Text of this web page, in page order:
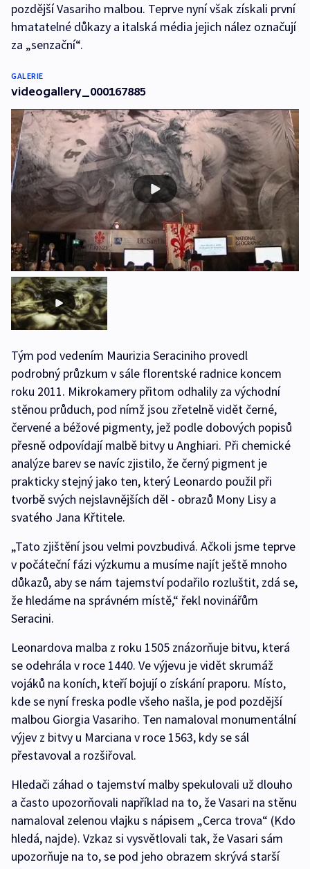
pozdější Vasariho malbou. Teprve nyní však získali první
hmatatelné důkazy a italská média jejich nález označují
za „senzační“.
GALERIE
videogallery_000167885
Tým pod vedením Maurizia Seraciniho provedl
podrobný průzkum v sále florentské radnice koncem
roku 2011. Mikrokamery přitom odhalily za východní
stěnou průduch, pod nímž jsou zřetelně vidět černé,
červené a béžové pigmenty, jež podle dobových popisů
přesně odpovídají malbě bitvy u Anghiari. Při chemické
analýze barev se navíc zjistilo, že černý pigment je
prakticky stejný jako ten, který Leonardo použil při
tvorbě svých nejslavnějších děl - obrazů Mony Lisy a
svatého Jana Křtitele.
„Tato zjištění jsou velmi povzbudivá. Ačkoli jsme teprve
v počáteční fázi výzkumu a musíme najít ještě mnoho
důkazů, aby se nám tajemství podařilo rozluštit, zdá se,
že hledáme na správném místě,“ řekl novinářům
Seracini.
Leonardova malba z roku 1505 znázorňuje bitvu, která
se odehrála v roce 1440. Ve výjevu je vidět skrumáž
vojáků na koních, kteří bojují o získání praporu. Místo,
kde se nyní freska podle všeho našla, je pod pozdější
malbou Giorgia Vasariho. Ten namaloval monumentální
výjev z bitvy u Marciana v roce 1563, kdy se sál
přestavoval a rozšiřoval.
Hledači záhad o tajemství malby spekulovali už dlouho
a často upozorňovali například na to, že Vasari na stěnu
namaloval zelenou vlajku s nápisem „Cerca trova“ (Kdo
hledá, najde). Vzkaz si vysvětlovali tak, že Vasari sám
upozorňuje na to, se pod jeho obrazem skrývá starší